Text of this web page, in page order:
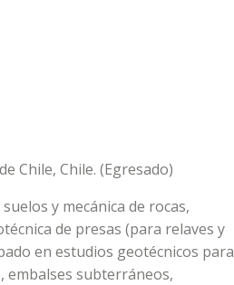
Chile, Chile. (Egresado)
y mecánica de rocas,
de presas (para relaves y
en estudios geotécnicos para
embalses subterráneos,